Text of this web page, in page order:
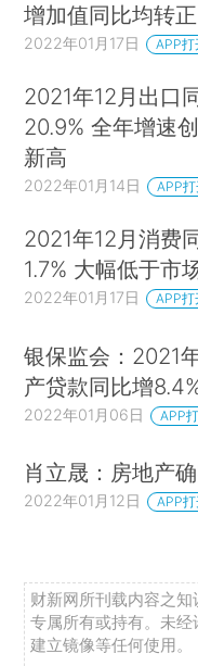
增加值同比均转正
2022年01月17日 APP打
2021年12月出口
20.9% 全年增速
新高
2022年01月14日 APP
2021年12月消费
1.7% 大幅低于市
2022年01月17日 APP打
银保监会：2021
产贷款同比增
2022年01月06日 APP
肖立晟：房地产
2022年01月12日 APP
财新网所刊载内容之
专属所有或持有。未
建立镜像等任何使用。